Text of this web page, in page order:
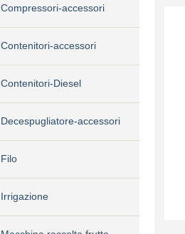
Compressori-accessori
Contenitori-accessori
Contenitori-Diesel
Decespugliatore-accessori
Filo
Irrigazione